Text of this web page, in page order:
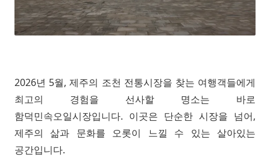
2026년 5월, 제주의 조천 전통시장을 찾는 여행객들에게
최고의 경험을 선사할 명소는 바로
함덕민속오일시장입니다. 이곳은 단순한 시장을 넘어,
제주의 삶과 문화를 오롯이 느낄 수 있는 살아있는
공간입니다.